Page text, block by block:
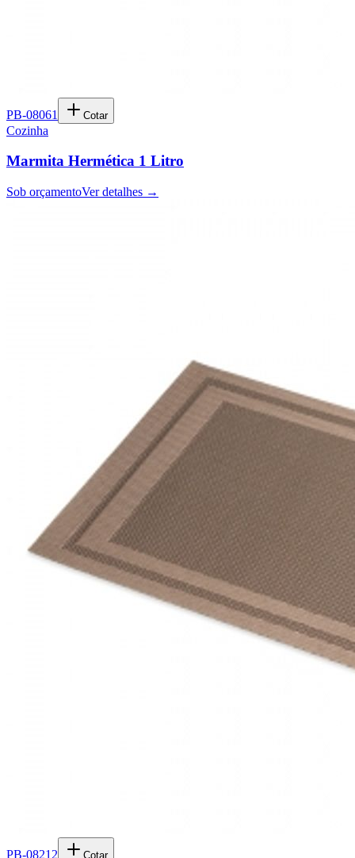
PB-08061 Cotar
Cozinha
Marmita Hermética 1 Litro
Sob orçamentoVer detalhes →
PB-08212 Cotar